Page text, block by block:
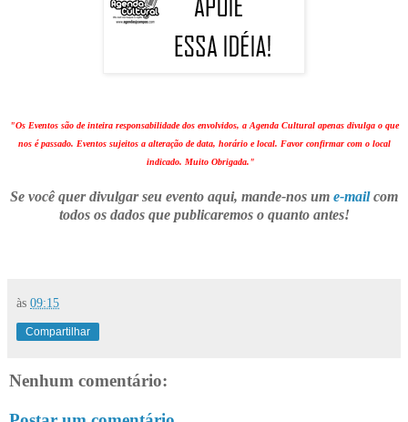
"Os Eventos são de inteira responsabilidade dos envolvidos, a Agenda Cultural apenas divulga o que
nos é passado. Eventos sujeitos a alteração de data, horário e local. Favor confirmar com o local
indicado. Muito Obrigada."
Se você quer divulgar seu evento aqui, mande-nos um e-mailcom
todos os dados que publicaremos o quanto antes!
às 09:15
Compartilhar
Nenhum comentário: